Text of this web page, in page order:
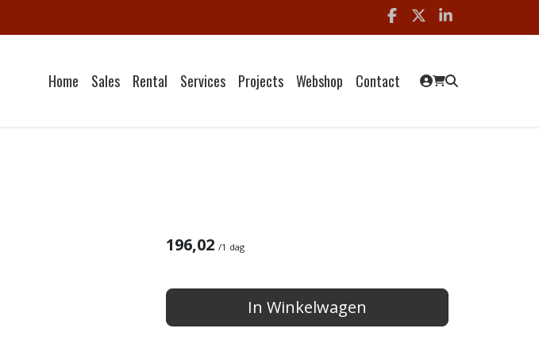
Facebook
x linkedin
Home Sales Rental Services Projects Webshop Contact
196,02 /1 dag
In Winkelwagen